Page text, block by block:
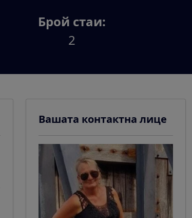
Брой стаи:
2
Вашата контактна лице
Можете да промените настройките за
всяко време тук: